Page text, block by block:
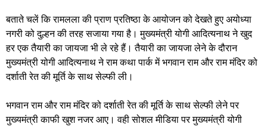
बताते चलें कि रामलला की प्राण प्रतिष्ठा के आयोजन को देखते हुए अयोध्या
नगरी को दुल्हन की तरह सजाया गया है। मुख्यमंत्री योगी आदित्यनाथ ने खुद
हर एक तैयारी का जायजा भी ले रहे हैं। तैयारी का जायजा लेने के दौरान
मुख्यमंत्री योगी आदित्यनाथ ने राम कथा पार्क में भगवान राम और राम मंदिर को
दर्शाती रेत की मूर्ति के साथ सेल्फी ली।
भगवान राम और राम मंदिर को दर्शाती रेत की मूर्ति के साथ सेल्फी लेने पर
मुख्यमंत्री काफी खुश नजर आए। वही सोशल मीडिया पर मुख्यमंत्री योगी